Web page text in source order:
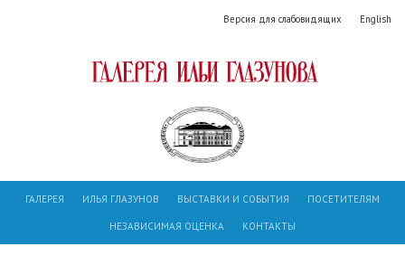
Версия для слабовидящих English
ГАЛЕРЕЯ ИЛЬЯ ГЛАЗУНОВ ВЫСТАВКИ И СОБЫТИЯ ПОСЕТИТЕЛЯМ
НЕЗАВИСИМАЯ ОЦЕНКА КОНТАКТЫ